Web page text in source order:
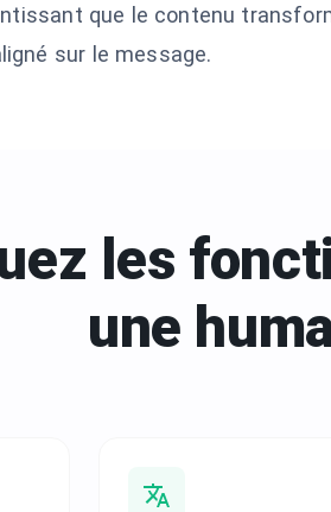
que le contenu
sur le message.
les
une